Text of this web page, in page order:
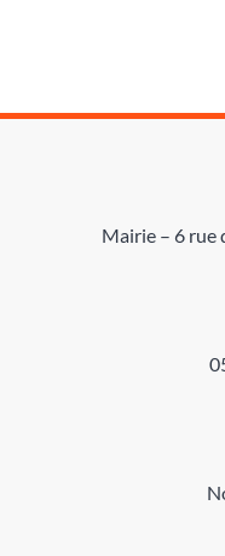
Mairie – 6 rue